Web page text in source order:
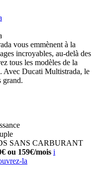
vous emmènent à la
incroyables, au-delà des
tous les modèles de la
Avec Ducati Multistrada, le
grand.
SANS CARBURANT
ou 159€/mois i
la